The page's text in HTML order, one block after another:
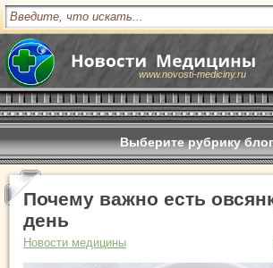
www.novosti-mediciny.ru
Выберите рубрику
Почему важно есть
день
Новости медицины